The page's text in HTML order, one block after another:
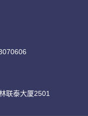
联泰大厦2501